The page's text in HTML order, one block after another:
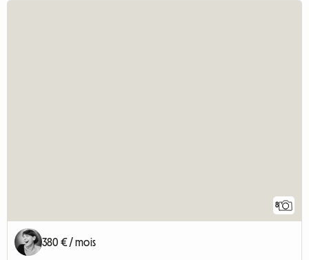
8
380 € / mois